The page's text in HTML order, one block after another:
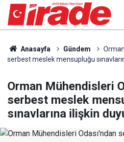
Anasayfa Gündem
serbest meslek mensupluğu
Orman Mühendisleri
serbest meslek
sınavlarına ilişkin